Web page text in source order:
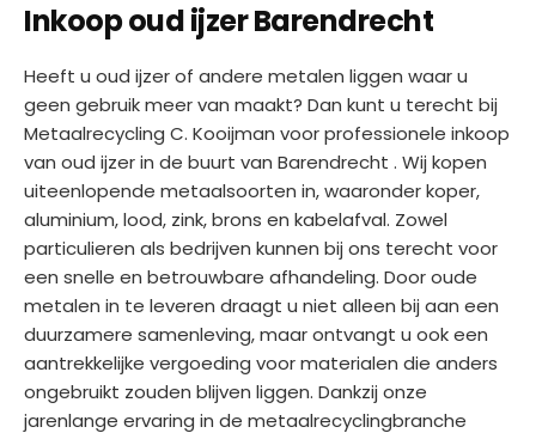
Inkoop oud ijzer Barendrecht
Heeft u oud ijzer of andere metalen liggen waar u
geen gebruik meer van maakt? Dan kunt u terecht bij
Metaalrecycling C. Kooijman voor professionele inkoop
van oud ijzer in de buurt van Barendrecht . Wij kopen
uiteenlopende metaalsoorten in, waaronder koper,
aluminium, lood, zink, brons en kabelafval. Zowel
particulieren als bedrijven kunnen bij ons terecht voor
een snelle en betrouwbare afhandeling. Door oude
metalen in te leveren draagt u niet alleen bij aan een
duurzamere samenleving, maar ontvangt u ook een
aantrekkelijke vergoeding voor materialen die anders
ongebruikt zouden blijven liggen. Dankzij onze
jarenlange ervaring in de metaalrecyclingbranche